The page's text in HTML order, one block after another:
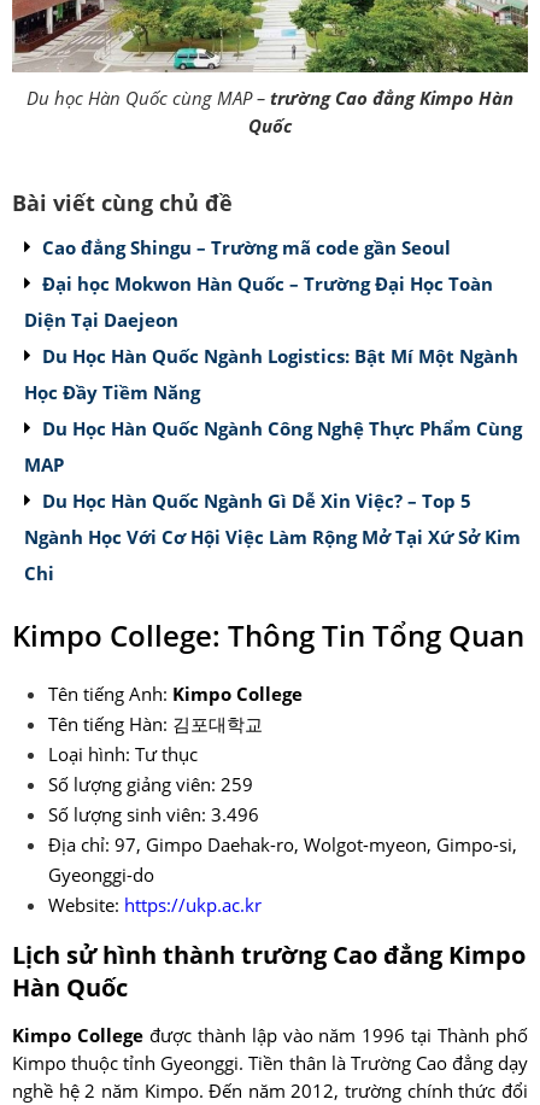
Du học Hàn Quốc cùng MAP – trường Cao đẳng Kimpo Hàn
Quốc
Bài viết cùng chủ đề
Cao đẳng Shingu – Trường mã code gần Seoul
Đại học Mokwon Hàn Quốc – Trường Đại Học Toàn
Diện Tại Daejeon
Du Học Hàn Quốc Ngành Logistics: Bật Mí Một Ngành
Học Đầy Tiềm Năng
Du Học Hàn Quốc Ngành Công Nghệ Thực Phẩm Cùng
MAP
Du Học Hàn Quốc Ngành Gì Dễ Xin Việc? – Top 5
Ngành Học Với Cơ Hội Việc Làm Rộng Mở Tại Xứ Sở Kim
Chi
Kimpo College: Thông Tin Tổng Quan
Tên tiếng Anh: Kimpo College
Tên tiếng Hàn: 김포대학교
Loại hình: Tư thục
Số lượng giảng viên: 259
Số lượng sinh viên: 3.496
Địa chỉ: 97, Gimpo Daehak-ro, Wolgot-myeon, Gimpo-si,
Gyeonggi-do
Website: https://ukp.ac.kr
Lịch sử hình thành trường Cao đẳng Kimpo
Hàn Quốc
Kimpo Collegeđược thành lập vào năm 1996 tại Thành phố
Kimpo thuộc tỉnh Gyeonggi. Tiền thân là Trường Cao đẳng dạy
nghề hệ 2 năm Kimpo. Đến năm 2012, trường chính thức đổi